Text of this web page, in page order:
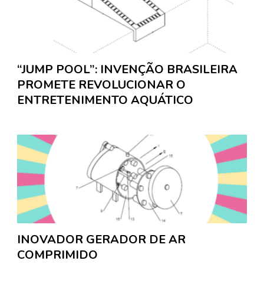
“JUMP POOL”: INVENÇÃO BRASILEIRA
PROMETE REVOLUCIONAR O
ENTRETENIMENTO AQUÁTICO
INOVADOR GERADOR DE AR
COMPRIMIDO